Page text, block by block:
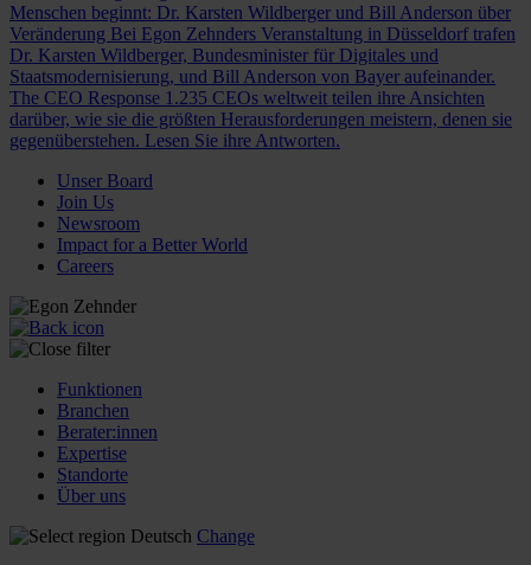
Menschen beginnt: Dr. Karsten Wildberger und Bill Anderson über
Veränderung Bei Egon Zehnders Veranstaltung in Düsseldorf trafen
Dr. Karsten Wildberger, Bundesminister für Digitales und
Staatsmodernisierung, und Bill Anderson von Bayer aufeinander.
The CEO Response 1.235 CEOs weltweit teilen ihre Ansichten
darüber, wie sie die größten Herausforderungen meistern, denen sie
gegenüberstehen. Lesen Sie ihre Antworten.
Unser Board
Join Us
Newsroom
Impact for a Better World
Careers
Funktionen
Branchen
Berater:innen
Expertise
Standorte
Über uns
Deutsch Change